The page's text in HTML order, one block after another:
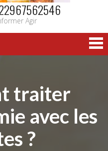
Agir
traiter
avec les
?